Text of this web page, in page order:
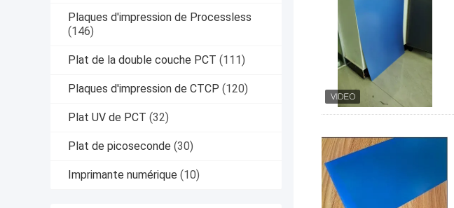
Plaques d'impression de Processless
(146)
Plat de la double couche PCT (111)
Plaques d'impression de CTCP (120)
Plat UV de PCT (32)
Plat de picoseconde (30)
Imprimante numérique (10)